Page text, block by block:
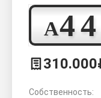
А
Собственность: